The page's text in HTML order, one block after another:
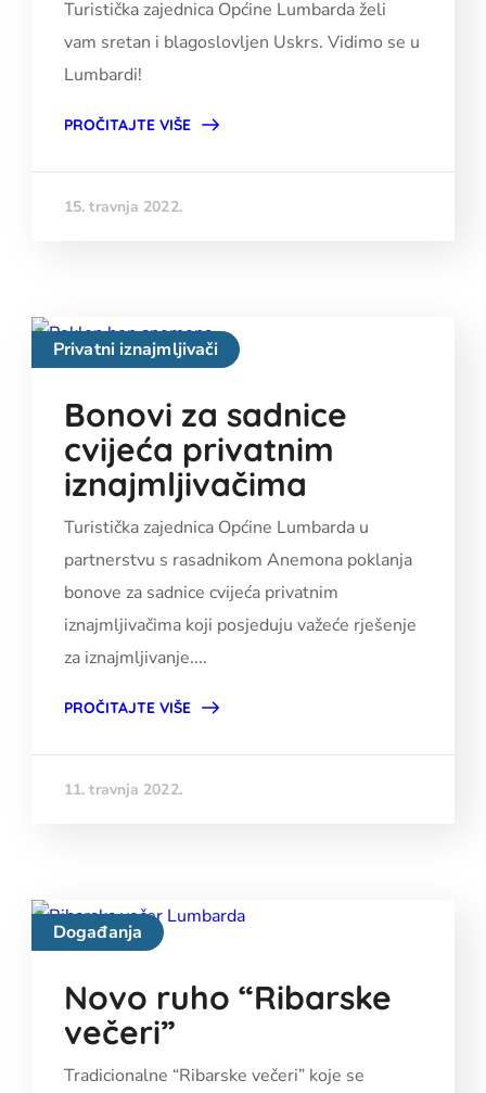
Turistička zajednica Općine Lumbarda želi
vam sretan i blagoslovljen Uskrs. Vidimo se u
Lumbardi!
PROČITAJTE VIŠE
15. travnja 2022.
Privatni iznajmljivači
Bonovi za sadnice
cvijeća privatnim
iznajmljivačima
Turistička zajednica Općine Lumbarda u
partnerstvu s rasadnikom Anemona poklanja
bonove za sadnice cvijeća privatnim
iznajmljivačima koji posjeduju važeće rješenje
za iznajmljivanje....
PROČITAJTE VIŠE
11. travnja 2022.
Događanja
Novo ruho “Ribarske
večeri”
Tradicionalne “Ribarske večeri” koje se